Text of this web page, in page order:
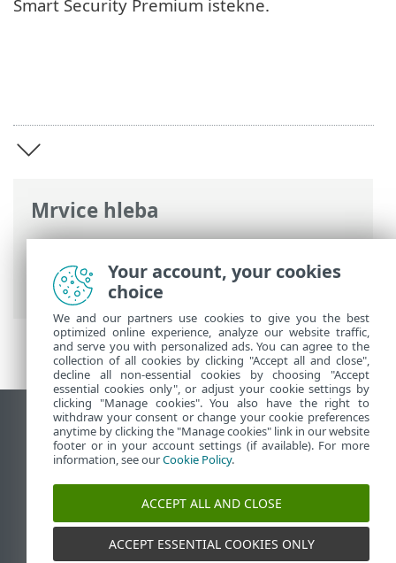
Mrvice hleba
ESET pomoć na mreži>ESET Smart
Security Premium>ESET Smart Security
Premium
Smart Security Premium istekne.
Prikaži lokaciju za računare
End of Life
ESET Forum
ESET baza znanja
ESET Status Portal
Regionalna podrška
Your account, your cookies
choice
We and our partners use cookies to give you the best
optimized online experience, analyze our website traffic,
and serve you with personalized ads. You can agree to the
collection of all cookies by clicking "Accept all and close",
decline all non-essential cookies by choosing "Accept
essential cookies only", or adjust your cookie settings by
clicking "Manage cookies". You also have the right to
withdraw your consent or change your cookie preferences
anytime by clicking the "Manage cookies" link in our website
footer or in your account settings (if available). For more
information, see ourCookie Policy.
ACCEPT ALL AND CLOSE
ACCEPT ESSENTIAL COOKIES ONLY